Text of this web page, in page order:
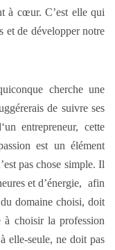
à cœur. C’est elle qui
et de développer notre
cherche une
de suivre ses
entrepreneur, cette
est un élément
pas chose simple. Il
et d’énergie, afin
domaine choisi, doit
à choisir la profession
elle-seule, ne doit pas